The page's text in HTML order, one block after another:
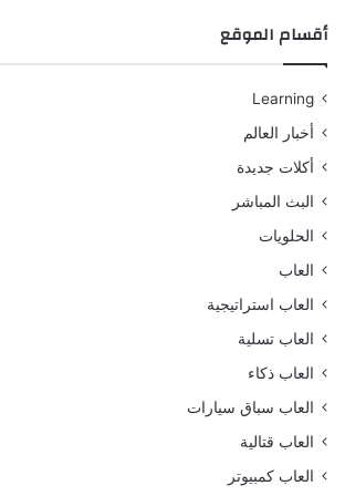
أقسام الموقع
Learning
أخبار العالم
أكلات جديدة
البث المباشر
الحلويات
العاب
العاب استراتيجية
العاب تسلية
العاب ذكاء
العاب سباق سيارات
العاب قتالية
العاب كمبيوتر